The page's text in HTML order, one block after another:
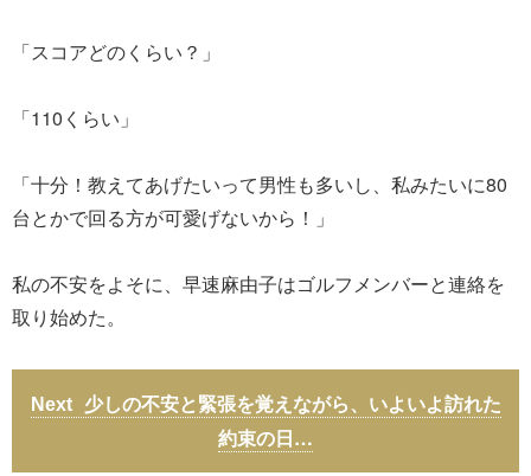
「スコアどのくらい？」
「110くらい」
「十分！教えてあげたいって男性も多いし、私みたいに80
台とかで回る方が可愛げないから！」
私の不安をよそに、早速麻由子はゴルフメンバーと連絡を
取り始めた。
少しの不安と緊張を覚えながら、いよいよ訪れた
約束の日…